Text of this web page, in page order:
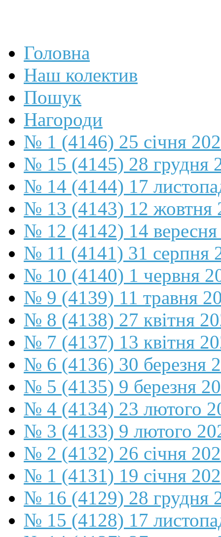
Головна
Наш колектив
Пошук
Нагороди
№ 1 (4146) 25 січня
№ 15 (4145) 28 грудня
№ 14 (4144) 17
№ 13 (4143) 12 жовтня
№ 12 (4142) 14
№ 11 (4141) 31 серпня
№ 10 (4140) 1 червня
№ 9 (4139) 11 травня
№ 8 (4138) 27 квітня
№ 7 (4137) 13 квітня
№ 6 (4136) 30 березня
№ 5 (4135) 9 березня
№ 4 (4134) 23 лютого
№ 3 (4133) 9 лютого
№ 2 (4132) 26 січня
№ 1 (4131) 19 січня
№ 16 (4129) 28 грудня
№ 15 (4128) 17